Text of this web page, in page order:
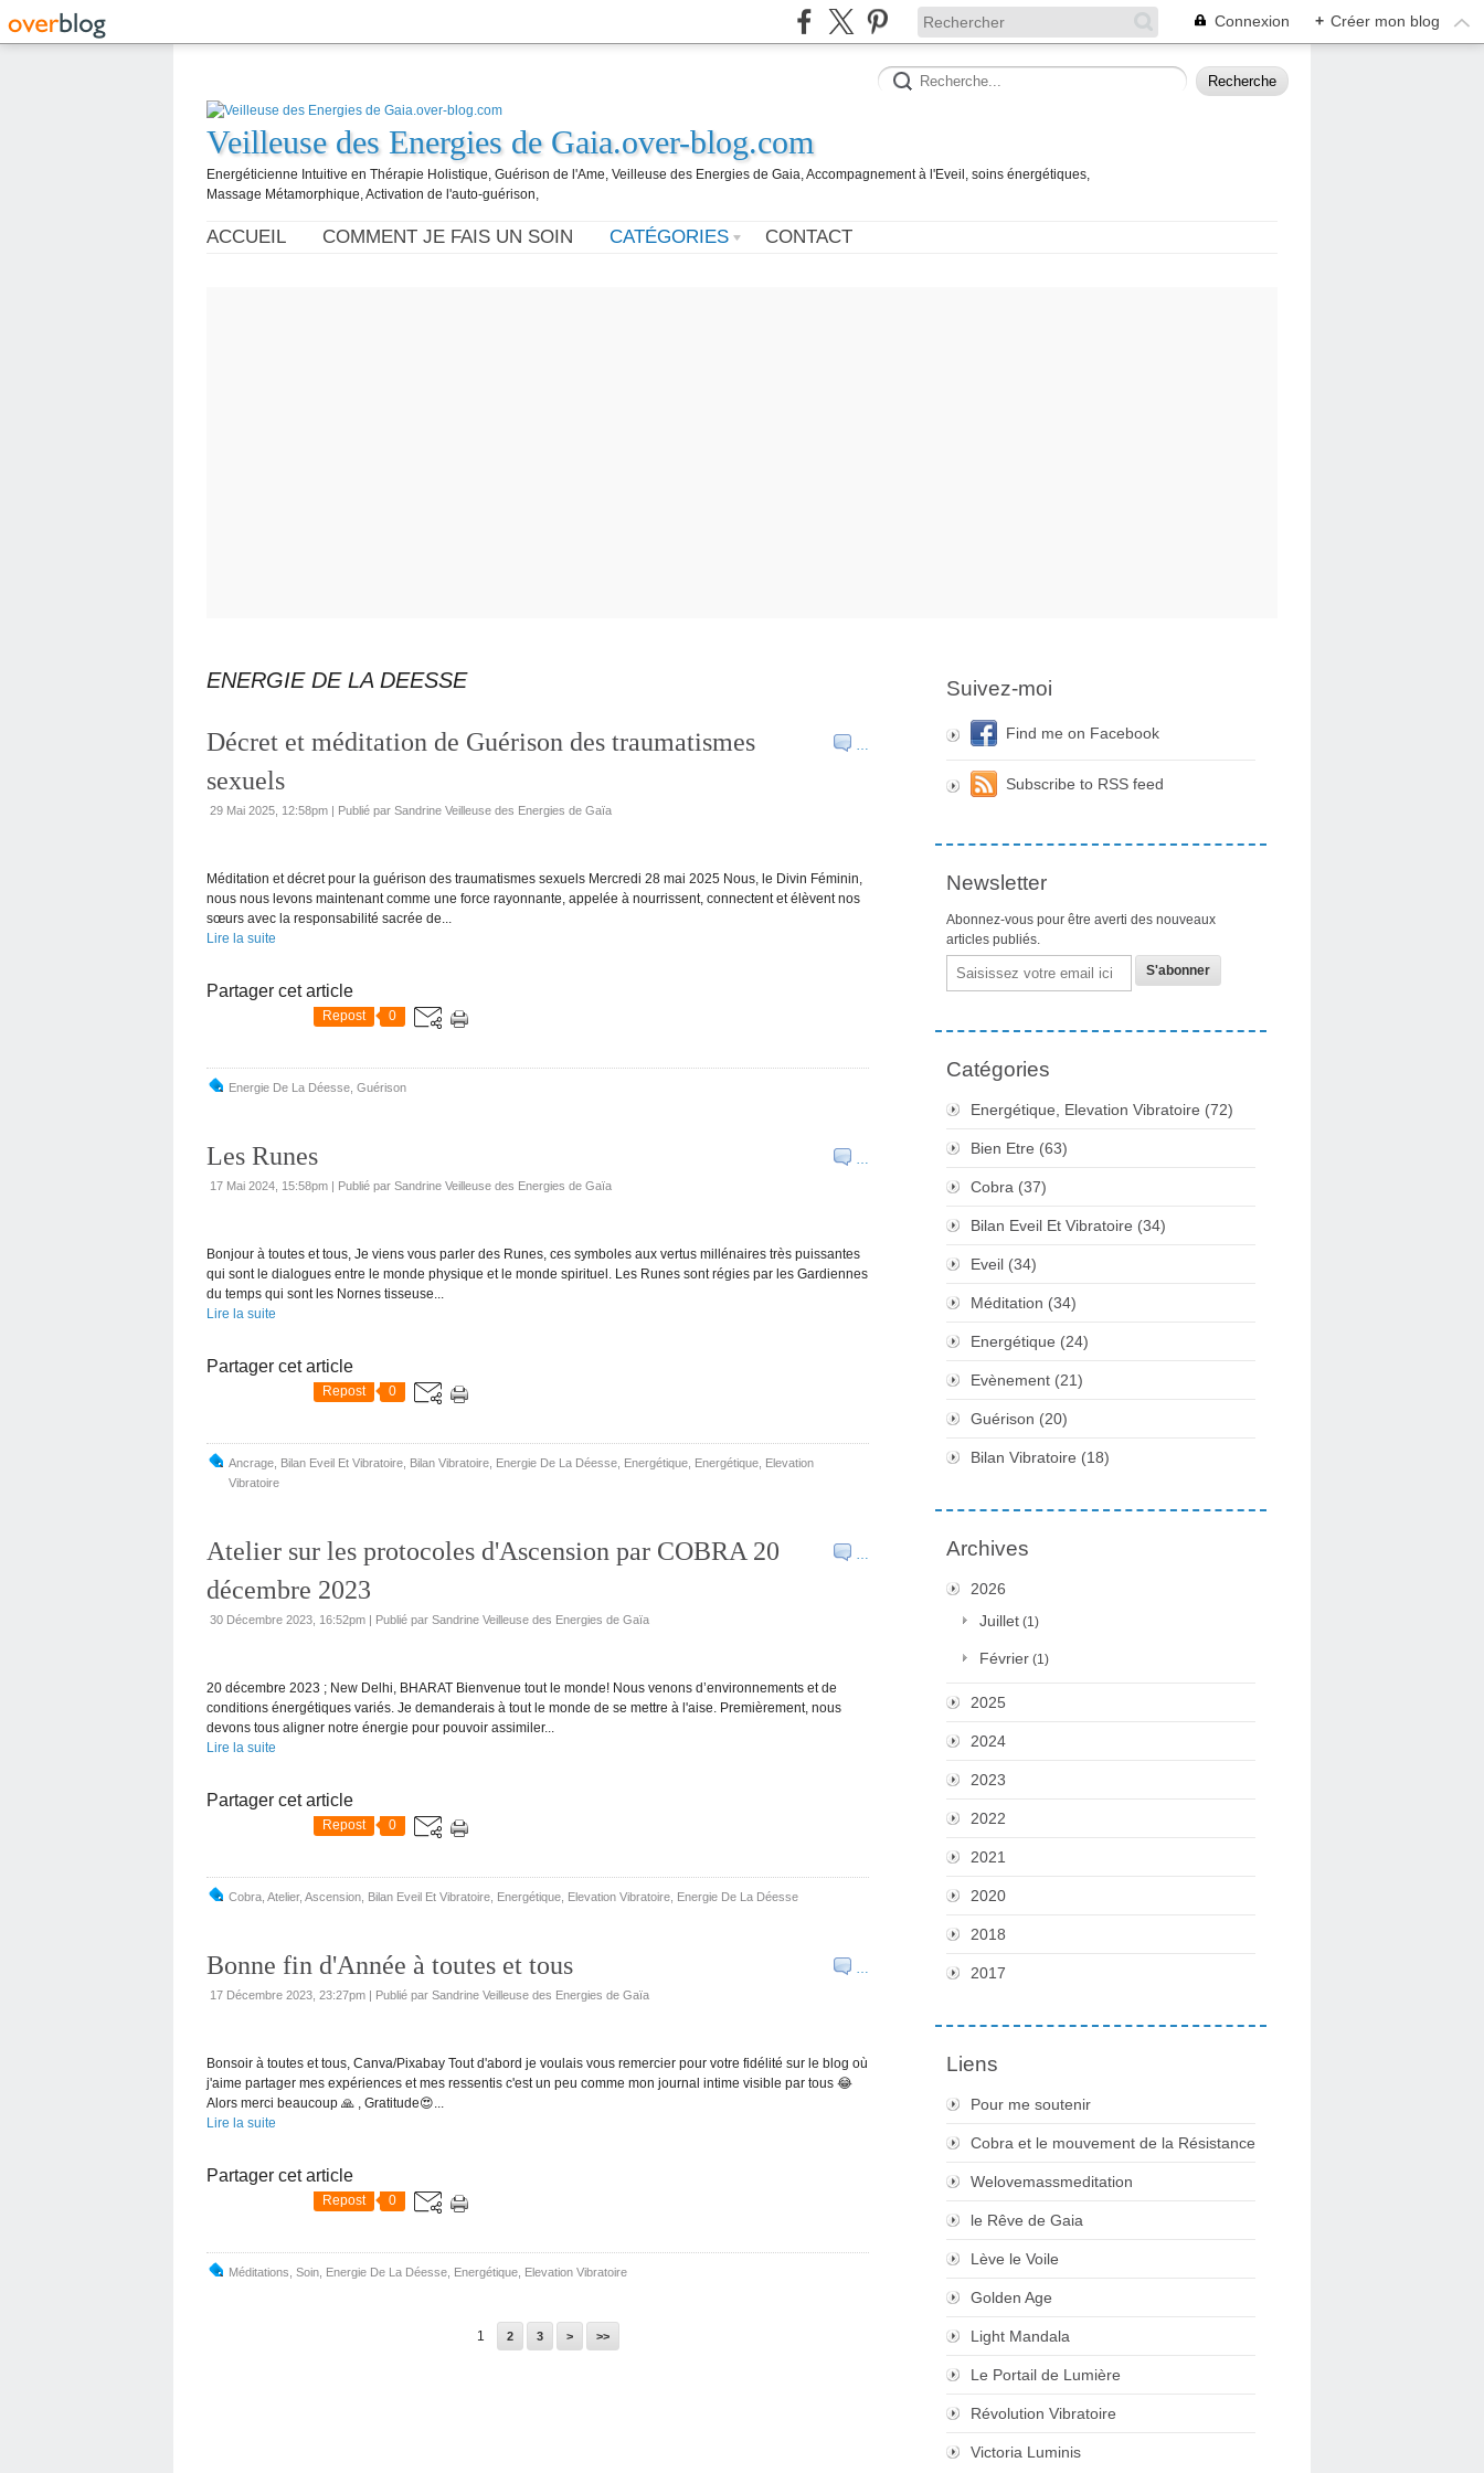
Connexion + Créer mon blog
Veilleuse des Energies de Gaia.over-blog.com
Energéticienne Intuitive en Thérapie Holistique, Guérison de l'Ame, Veilleuse des Energies de Gaia, Accompagnement à l'Eveil, soins énergétiques,
Massage Métamorphique, Activation de l'auto-guérison,
ACCUEIL COMMENT JE FAIS UN SOIN CATÉGORIES CONTACT
ENERGIE DE LA DEESSE
…
Décret et méditation de Guérison des traumatismes
sexuels
29 Mai 2025, 12:58pm | Publié par Sandrine Veilleuse des Energies de Gaïa
Méditation et décret pour la guérison des traumatismes sexuels Mercredi 28 mai 2025 Nous, le Divin Féminin,
nous nous levons maintenant comme une force rayonnante, appelée à nourrissent, connectent et élèvent nos
sœurs avec la responsabilité sacrée de...
Lire la suite
Partager cet article
Repost 0
Energie De La Déesse Guérison
…
Les Runes
17 Mai 2024, 15:58pm | Publié par Sandrine Veilleuse des Energies de Gaïa
Bonjour à toutes et tous, Je viens vous parler des Runes, ces symboles aux vertus millénaires très puissantes
qui sont le dialogues entre le monde physique et le monde spirituel. Les Runes sont régies par les Gardiennes
du temps qui sont les Nornes tisseuse...
Lire la suite
Partager cet article
Repost 0
Ancrage Bilan Eveil Et Vibratoire Bilan Vibratoire Energie De La Déesse Energétique Energétique, Elevation
Vibratoire
…
Atelier sur les protocoles d'Ascension par COBRA 20
décembre 2023
30 Décembre 2023, 16:52pm | Publié par Sandrine Veilleuse des Energies de Gaïa
20 décembre 2023 ; New Delhi, BHARAT Bienvenue tout le monde! Nous venons d’environnements et de
conditions énergétiques variés. Je demanderais à tout le monde de se mettre à l'aise. Premièrement, nous
devons tous aligner notre énergie pour pouvoir assimiler...
Lire la suite
Partager cet article
Repost 0
Cobra Atelier, Ascension Bilan Eveil Et Vibratoire Energétique, Elevation Vibratoire Energie De La Déesse
…
Bonne fin d'Année à toutes et tous
17 Décembre 2023, 23:27pm | Publié par Sandrine Veilleuse des Energies de Gaïa
Bonsoir à toutes et tous, Canva/Pixabay Tout d'abord je voulais vous remercier pour votre fidélité sur le blog où
j'aime partager mes expériences et mes ressentis c'est un peu comme mon journal intime visible par tous 😂
Alors merci beaucoup 🙏 , Gratitude😍...
Lire la suite
Partager cet article
Repost 0
Méditations Soin Energie De La Déesse Energétique, Elevation Vibratoire
1 2 3 > >>
Suivez-moi
Find me on Facebook
Subscribe to RSS feed
Newsletter
Abonnez-vous pour être averti des nouveaux
articles publiés.
Email
Catégories
Energétique, Elevation Vibratoire (72)
Bien Etre (63)
Cobra (37)
Bilan Eveil Et Vibratoire (34)
Eveil (34)
Méditation (34)
Energétique (24)
Evènement (21)
Guérison (20)
Bilan Vibratoire (18)
Archives
2026
Juillet (1)
Février (1)
2025
2024
2023
2022
2021
2020
2018
2017
Liens
Pour me soutenir
Cobra et le mouvement de la Résistance
Welovemassmeditation
le Rêve de Gaia
Lève le Voile
Golden Age
Light Mandala
Le Portail de Lumière
Révolution Vibratoire
Victoria Luminis